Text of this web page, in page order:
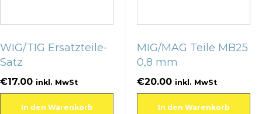
WIG/TIG Ersatzteile-
Satz
€17.00 inkl. MwSt
In den Warenkorb
MIG/MAG Teile MB25
0,8 mm
€20.00 inkl. MwSt
In den Warenkorb